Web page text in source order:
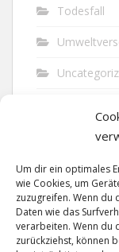
Um dir ein optimales
wie Cookies, um
zuzugreifen. Wenn du
Daten wie das
verarbeiten. Wenn du
zurückziehst, können
Todesfall
Verkehr
Vermisst